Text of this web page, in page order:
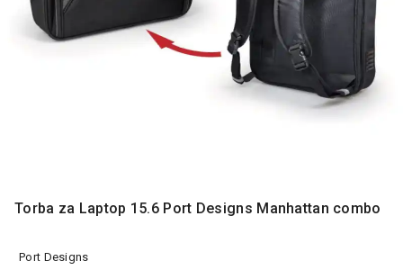
TELEFONI
MALI
KOMPONENTE
PERIFERIJE
Torba za Laptop 15.6 Port Designs Manhattan combo
Port Designs